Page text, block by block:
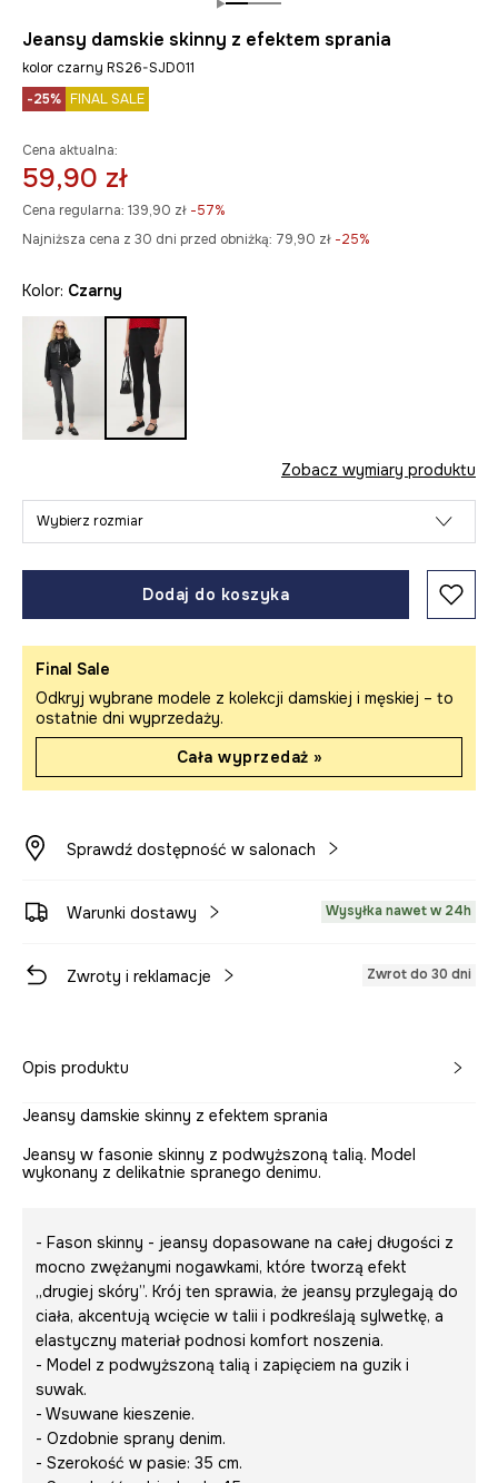
Jeansy damskie skinny z efektem sprania
kolor czarny RS26-SJD011
-25% FINAL SALE
Cena aktualna:
59,90 zł
Cena regularna: 139,90 zł -57%
Najniższa cena z 30 dni przed obniżką: 79,90 zł -25%
Kolor: czarny
Zobacz wymiary produktu
Wybierz rozmiar
Dodaj do koszyka
Final Sale
Odkryj wybrane modele z kolekcji damskiej i męskiej – to
ostatnie dni wyprzedaży.
Cała wyprzedaż »
Sprawdź dostępność w salonach
Warunki dostawy Wysyłka nawet w 24h
Zwroty i reklamacje Zwrot do 30 dni
Opis produktu
Jeansy damskie skinny z efektem sprania
Jeansy w fasonie skinny z podwyższoną talią. Model
wykonany z delikatnie spranego denimu.
- Fason skinny - jeansy dopasowane na całej długości z
mocno zwężanymi nogawkami, które tworzą efekt
„drugiej skóry”. Krój ten sprawia, że jeansy przylegają do
ciała, akcentują wcięcie w talii i podkreślają sylwetkę, a
elastyczny materiał podnosi komfort noszenia.
- Model z podwyższoną talią i zapięciem na guzik i
suwak.
- Wsuwane kieszenie.
- Ozdobnie sprany denim.
- Szerokość w pasie: 35 cm.